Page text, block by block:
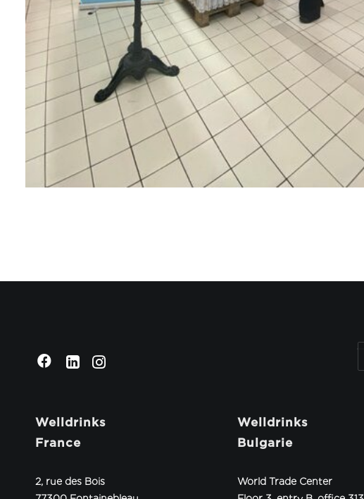
Welldrinks
France
2, rue des Bois
Welldrinks
Bulgarie
World Trade Center